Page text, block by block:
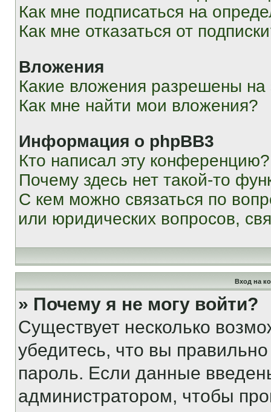
Как мне подписаться на
Как мне отказаться от
Вложения
Какие вложения разрешены
Как мне найти мои вложения?
Информация о phpBB3
Кто написал эту конференцию?
Почему здесь нет такой-то
С кем можно связаться по
или юридических вопросов,
Вход на
» Почему я не могу войти?
Существует несколько
убедитесь, что вы
пароль. Если данные
администратором, чтобы